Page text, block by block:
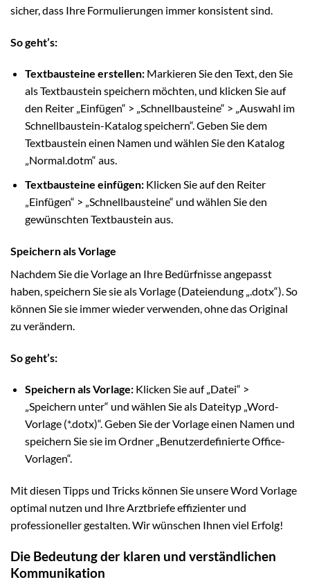
sicher, dass Ihre Formulierungen immer konsistent sind.
So geht’s:
Textbausteine erstellen:Markieren Sie den Text, den Sie
als Textbaustein speichern möchten, und klicken Sie auf
den Reiter „Einfügen“ > „Schnellbausteine“ > „Auswahl im
Schnellbaustein-Katalog speichern“. Geben Sie dem
Textbaustein einen Namen und wählen Sie den Katalog
„Normal.dotm“ aus.
Textbausteine einfügen:Klicken Sie auf den Reiter
„Einfügen“ > „Schnellbausteine“ und wählen Sie den
gewünschten Textbaustein aus.
Speichern als Vorlage
Nachdem Sie die Vorlage an Ihre Bedürfnisse angepasst
haben, speichern Sie sie als Vorlage (Dateiendung „.dotx“). So
können Sie sie immer wieder verwenden, ohne das Original
zu verändern.
So geht’s:
Speichern als Vorlage:Klicken Sie auf „Datei“ >
„Speichern unter“ und wählen Sie als Dateityp „Word-
Vorlage (*.dotx)“. Geben Sie der Vorlage einen Namen und
speichern Sie sie im Ordner „Benutzerdefinierte Office-
Vorlagen“.
Mit diesen Tipps und Tricks können Sie unsere Word Vorlage
optimal nutzen und Ihre Arztbriefe effizienter und
professioneller gestalten. Wir wünschen Ihnen viel Erfolg!
Die Bedeutung der klaren und verständlichen
Kommunikation